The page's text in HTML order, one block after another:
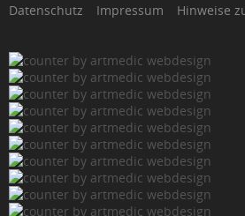
Datenschutz Impressum Hinweise